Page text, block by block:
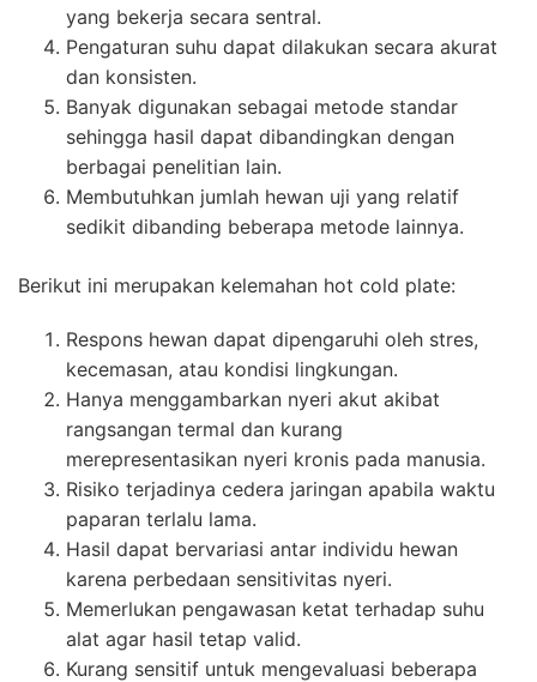
yang bekerja secara sentral.
Pengaturan suhu dapat dilakukan secara akurat
dan konsisten.
Banyak digunakan sebagai metode standar
sehingga hasil dapat dibandingkan dengan
berbagai penelitian lain.
Membutuhkan jumlah hewan uji yang relatif
sedikit dibanding beberapa metode lainnya.
Berikut ini merupakan kelemahan hot cold plate:
Respons hewan dapat dipengaruhi oleh stres,
kecemasan, atau kondisi lingkungan.
Hanya menggambarkan nyeri akut akibat
rangsangan termal dan kurang
merepresentasikan nyeri kronis pada manusia.
Risiko terjadinya cedera jaringan apabila waktu
paparan terlalu lama.
Hasil dapat bervariasi antar individu hewan
karena perbedaan sensitivitas nyeri.
Memerlukan pengawasan ketat terhadap suhu
alat agar hasil tetap valid.
Kurang sensitif untuk mengevaluasi beberapa